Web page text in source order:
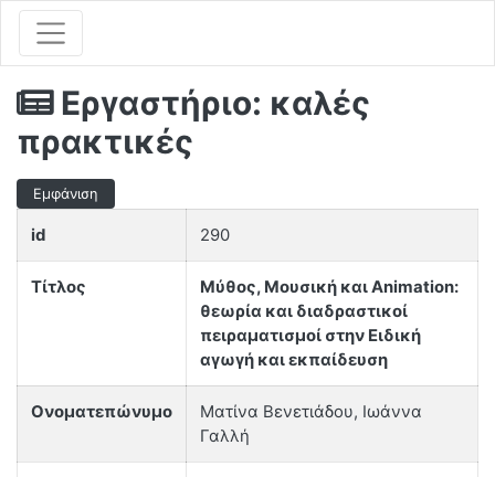
Εργαστήριο: καλές
πρακτικές
Εμφάνιση
id 290
Τίτλος
Μύθος, Μουσική και Animation:
θεωρία και διαδραστικοί
πειραματισμοί στην Ειδική
αγωγή και εκπαίδευση
Ονοματεπώνυμο
Ματίνα Βενετιάδου, Ιωάννα
Γαλλή